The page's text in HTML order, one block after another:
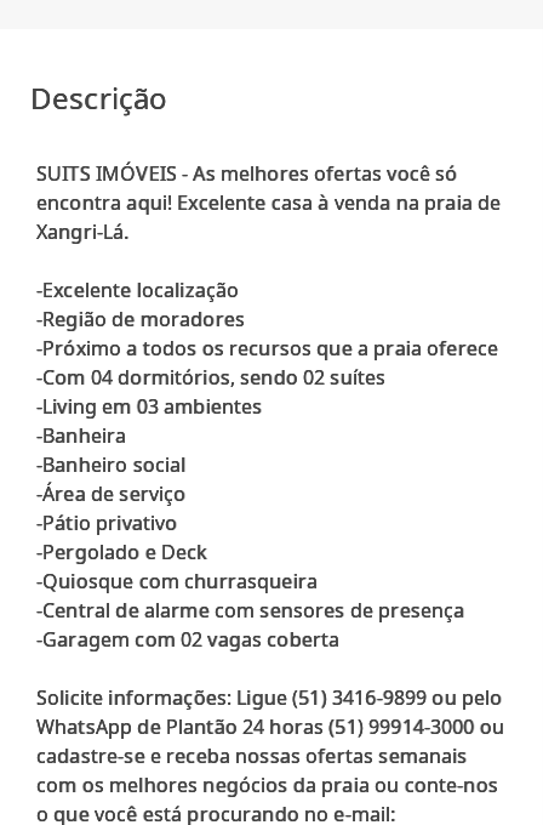
Descrição
SUITS IMÓVEIS - As melhores ofertas você só
encontra aqui! Excelente casa à venda na praia de
Xangri-Lá.
-Excelente localização
-Região de moradores
-Próximo a todos os recursos que a praia oferece
-Com 04 dormitórios, sendo 02 suítes
-Living em 03 ambientes
-Banheira
-Banheiro social
-Área de serviço
-Pátio privativo
-Pergolado e Deck
-Quiosque com churrasqueira
-Central de alarme com sensores de presença
-Garagem com 02 vagas coberta
Solicite informações: Ligue (51) 3416-9899 ou pelo
WhatsApp de Plantão 24 horas (51) 99914-3000 ou
cadastre-se e receba nossas ofertas semanais
com os melhores negócios da praia ou conte-nos
o que você está procurando no e-mail: